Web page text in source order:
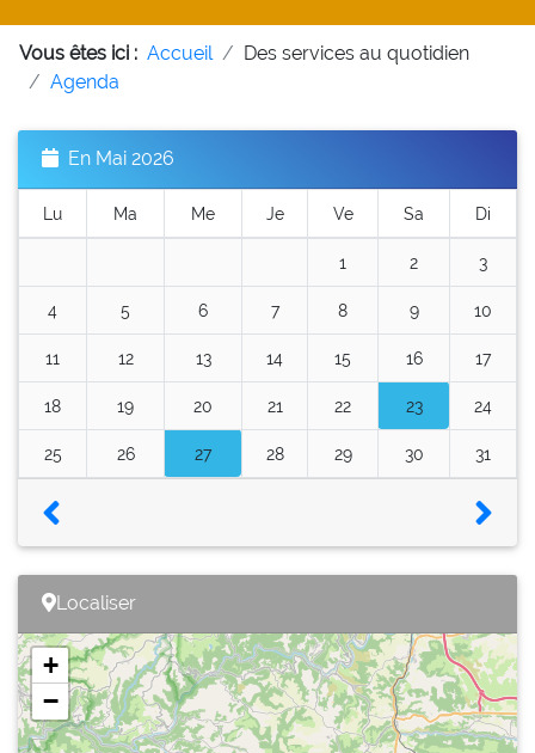
Vous êtes ici : Accueil
Des services au quotidien
Agenda
En Mai 2026
Lu Ma Me Je Ve Sa Di
1 2 3
4 5 6 7 8 9 10
11 12 13 14 15 16 17
18 19 20 21 22 23 24
25 26 27 28 29 30 31
Localiser
+
−